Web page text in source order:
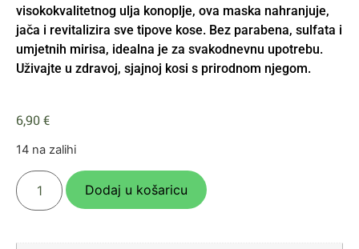
visokokvalitetnog ulja konoplje, ova maska nahranjuje,
jača i revitalizira sve tipove kose. Bez parabena, sulfata i
umjetnih mirisa, idealna je za svakodnevnu upotrebu.
Uživajte u zdravoj, sjajnoj kosi s prirodnom njegom.
6,90€
14 na zalihi
Dodaj u košaricu